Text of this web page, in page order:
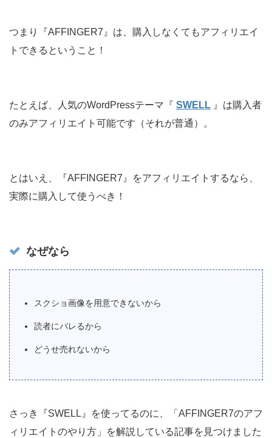
つまり『AFFINGER7』は、購入しなくてもアフィリエイ
トできるということ！
たとえば、人気のWordPressテーマ『 SWELL 』は購入者
のみアフィリエイト可能です（それが普通）。
とはいえ、『AFFINGER7』をアフィリエイトするなら、
実際に購入して使うべき！
なぜなら
スクショ画像を用意できないから
読者にバレるから
どうせ売れないから
さっき『SWELL』を使ってるのに、「AFFINGER7のアフ
ィリエイトのやり方」を解説している記事を見つけました